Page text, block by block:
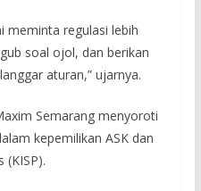
meminta regulasi lebih
soal ojol, dan berikan
aturan,” ujarnya.
Semarang menyoroti
kepemilikan ASK dan
(KISP).